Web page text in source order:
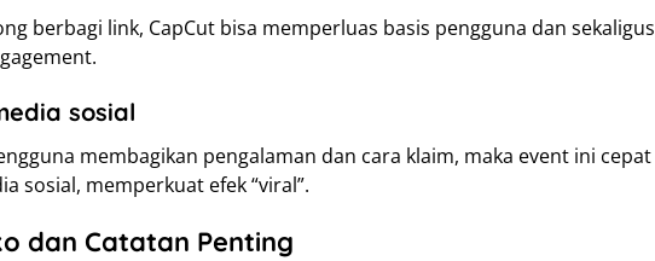
berbagi link, CapCut bisa memperluas basis pengguna dan sekaligus
sosial
membagikan pengalaman dan cara klaim, maka event ini cepat
sosial, memperkuat efek “viral”.
dan Catatan Penting